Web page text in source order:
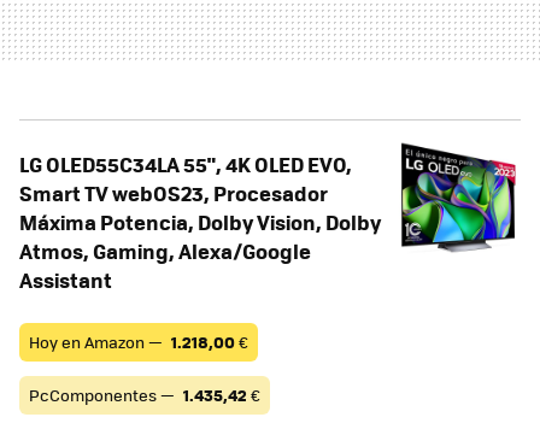
LG OLED55C34LA 55", 4K OLED EVO,
Smart TV webOS23, Procesador
Máxima Potencia, Dolby Vision, Dolby
Atmos, Gaming, Alexa/Google
Assistant
Hoy en Amazon — 1.218,00€
PcComponentes — 1.435,42 €